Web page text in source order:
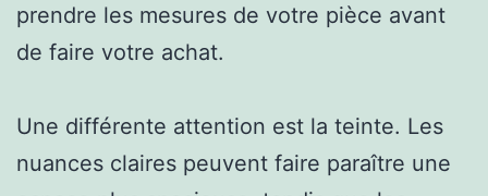
prendre les mesures de votre pièce avant
de faire votre achat.
Une différente attention est la teinte. Les
nuances claires peuvent faire paraître une